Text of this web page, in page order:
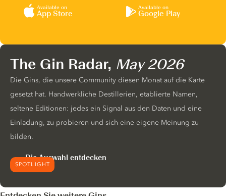
Available on
App Store
Available on
Google Play
SPOTLIGHT
The Gin Radar, May 2026
Die Gins, die unsere Community diesen Monat auf die Karte
gesetzt hat. Handwerkliche Destillerien, etablierte Namen,
seltene Editionen: jedes ein Signal aus den Daten und eine
Einladung, zu probieren und sich eine eigene Meinung zu
bilden.
Die Auswahl entdecken